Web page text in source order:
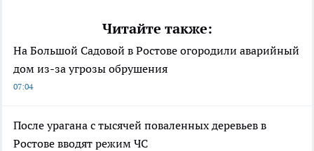
Читайте также:
На Большой Садовой в Ростове огородили аварийный
дом из-за угрозы обрушения
07:04
После урагана с тысячей поваленных деревьев в
Ростове вводят режим ЧС